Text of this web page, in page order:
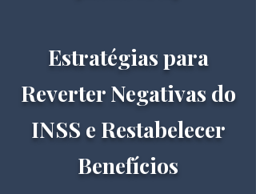
Estratégias para
Reverter Negativas do
INSS e Restabelecer
Benefícios